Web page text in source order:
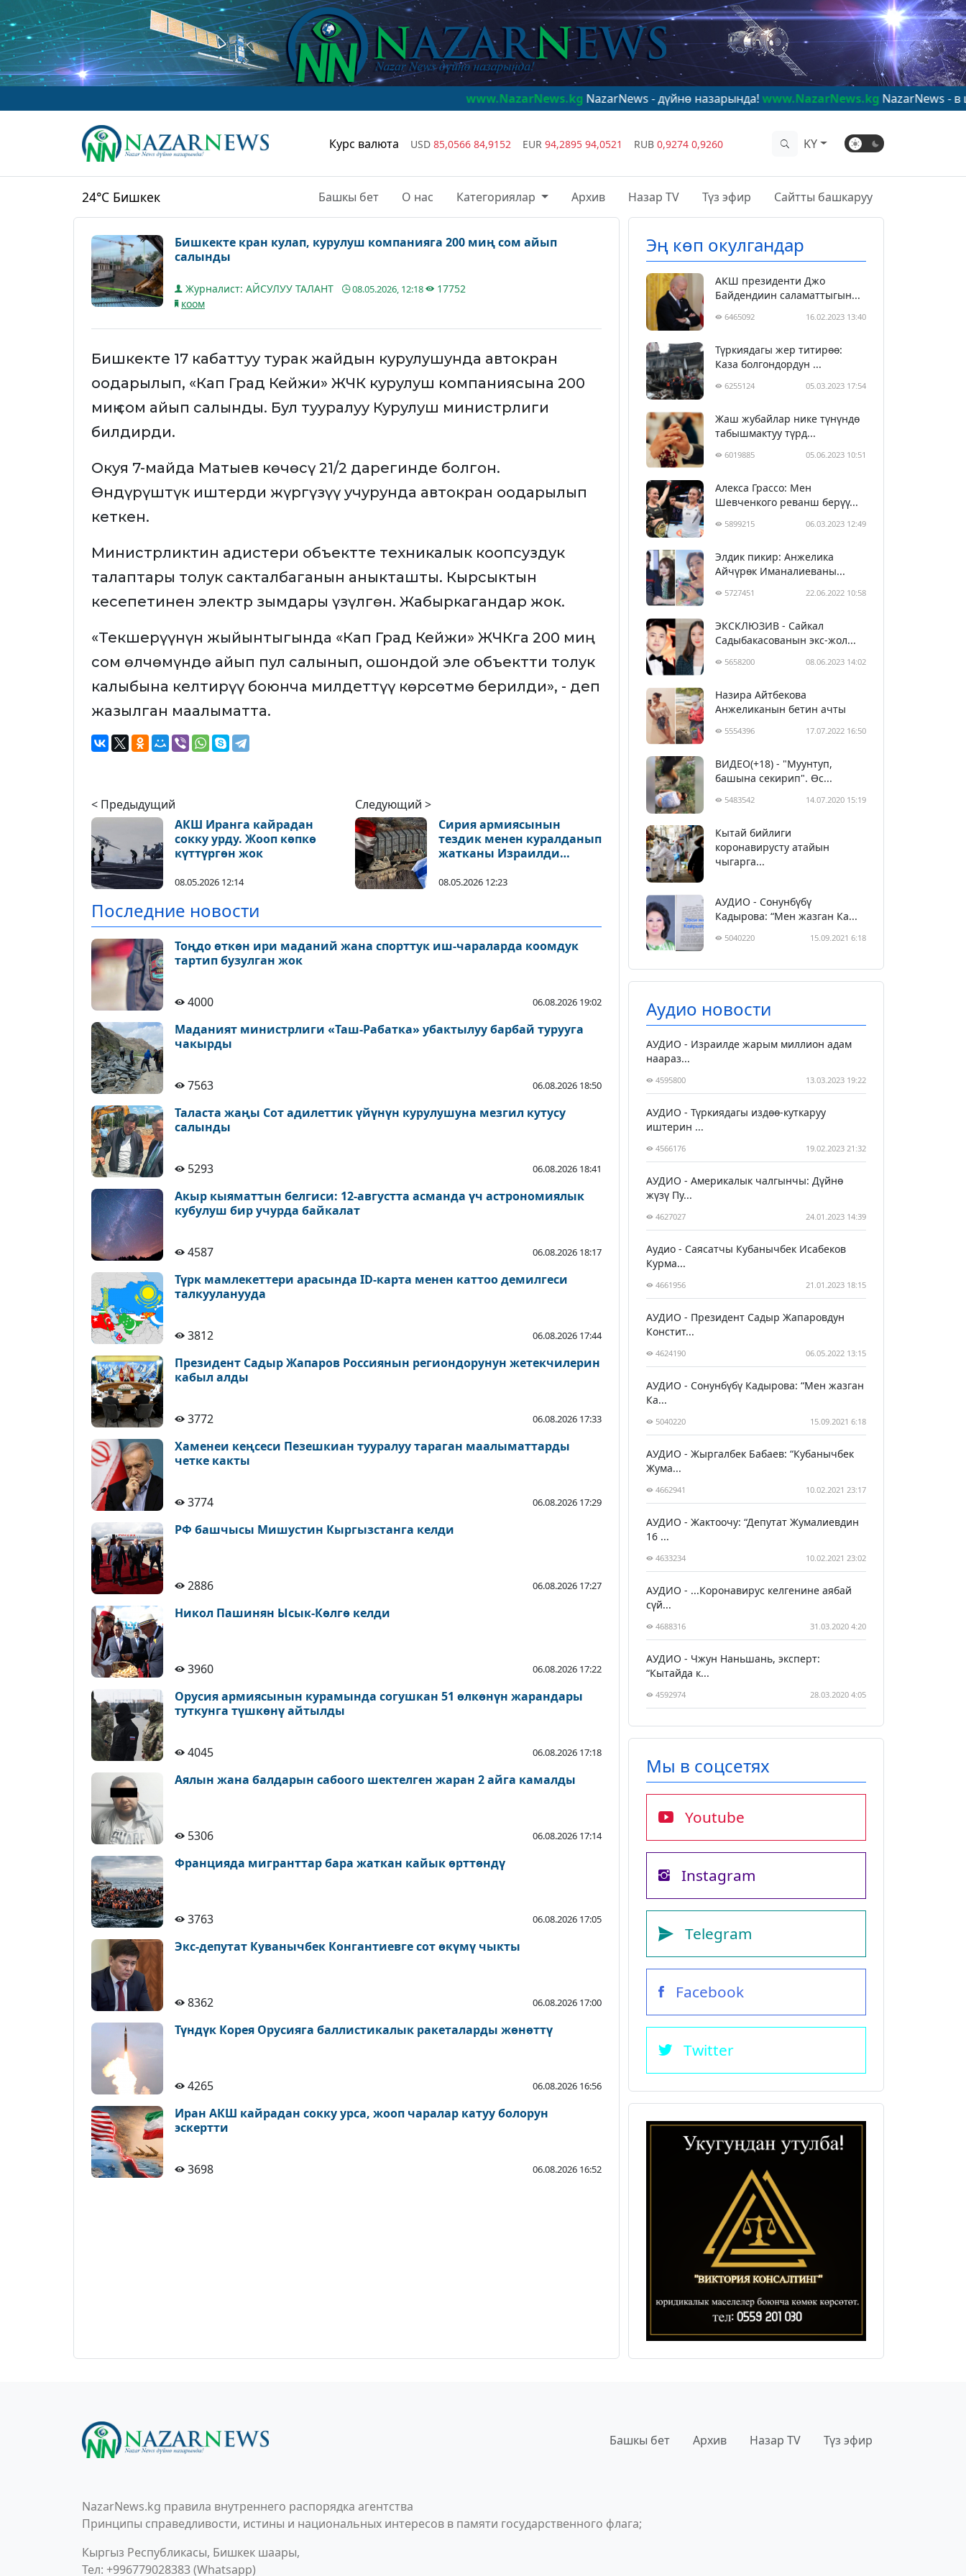
www.NazarNews.kgNazarNews - дүйнө назарында!www.NazarNews.kgNazarNews - в центре
Курс валюта USD 85,0566 84,9152 EUR 94,2895 94,0521 RUB 0,9274 0,9260 KY
24°C Бишкек Башкы бет О нас Категориялар Архив Назар TV Түз эфир Сайтты башкаруу
Бишкекте кран кулап, курулуш компанияга 200 миң сом айып
салынды
Журналист: АЙСУЛУУ ТАЛАНТ 08.05.2026, 12:18
17752
коом
Бишкекте 17 кабаттуу турак жайдын курулушунда автокран
оодарылып, «Кап Град Кейжи» ЖЧК курулуш компаниясына 200
миң сом айып салынды. Бул тууралуу Курулуш министрлиги
билдирди.
Окуя 7-майда Матыев көчөсү 21/2 дарегинде болгон.
Өндүрүштүк иштерди жүргүзүү учурунда автокран оодарылып
кеткен.
Министрликтин адистери объектте техникалык коопсуздук
талаптары толук сакталбаганын аныкташты. Кырсыктын
кесепетинен электр зымдары үзүлгөн. Жабыркагандар жок.
«Текшерүүнүн жыйынтыгында «Кап Град Кейжи» ЖЧКга 200 миң
сом өлчөмүндө айып пул салынып, ошондой эле объектти толук
калыбына келтирүү боюнча милдеттүү көрсөтмө берилди», - деп
жазылган маалыматта.
< Предыдущий
АКШ Иранга кайрадан
сокку урду. Жооп көпкө
күттүргөн жок
08.05.2026 12:14
Следующий >
Сирия армиясынын
тездик менен куралданып
жатканы Израилди
08.05.2026 12:23
Последние новости
Тоңдо өткөн ири маданий жана спорттук иш-чараларда коомдук
тартип бузулган жок
4000 06.08.2026 19:02
Маданият министрлиги «Таш-Рабатка» убактылуу барбай турууга
чакырды
7563 06.08.2026 18:50
Таласта жаңы Сот адилеттик үйүнүн курулушуна мезгил кутусу
салынды
5293 06.08.2026 18:41
Акыр кыяматтын белгиси: 12-августта асманда үч астрономиялык
кубулуш бир учурда байкалат
4587 06.08.2026 18:17
Түрк мамлекеттери арасында ID-карта менен каттоо демилгеси
талкууланууда
3812 06.08.2026 17:44
Президент Садыр Жапаров Россиянын региондорунун жетекчилерин
кабыл алды
3772 06.08.2026 17:33
Хаменеи кеңсеси Пезешкиан тууралуу тараган маалыматтарды
четке какты
3774 06.08.2026 17:29
РФ башчысы Мишустин Кыргызстанга келди
2886 06.08.2026 17:27
Никол Пашинян Ысык-Көлгө келди
3960 06.08.2026 17:22
Орусия армиясынын курамында согушкан 51 өлкөнүн жарандары
туткунга түшкөнү айтылды
4045 06.08.2026 17:18
Аялын жана балдарын сабоого шектелген жаран 2 айга камалды
5306 06.08.2026 17:14
Францияда мигранттар бара жаткан кайык өрттөндү
3763 06.08.2026 17:05
Экс-депутат Куванычбек Конгантиевге сот өкүмү чыкты
8362 06.08.2026 17:00
Түндүк Корея Орусияга баллистикалык ракеталарды жөнөттү
4265 06.08.2026 16:56
Иран АКШ кайрадан сокку урса, жооп чаралар катуу болорун
эскертти
3698 06.08.2026 16:52
Эң көп окулгандар
АКШ президенти Джо
Байдендиин саламаттыгын...
6465092 16.02.2023 13:40
Түркиядагы жер титирөө:
Каза болгондордун ...
6255124 05.03.2023 17:54
Жаш жубайлар нике түнүндө
табышмактуу түрд...
6019885 05.06.2023 10:51
Алекса Грассо: Мен
Шевченкого реванш берүү...
5899215 06.03.2023 12:49
Элдик пикир: Анжелика
Айчүрөк Иманалиеваны...
5727451 22.06.2022 10:58
ЭКСКЛЮЗИВ - Сайкал
Садыбакасованын экс-жол...
5658200 08.06.2023 14:02
Назира Айтбекова
Анжеликанын бетин ачты
5554396 17.07.2022 16:50
ВИДЕО(+18) - "Муунтуп,
башына секирип". Өс...
5483542 14.07.2020 15:19
Кытай бийлиги
коронавирусту атайын
чыгарга...
АУДИО - Сонунбүбү
Кадырова: “Мен жазган Ка...
5040220 15.09.2021 6:18
Аудио новости
АУДИО - Израилде жарым миллион адам
наараз...
4595800 13.03.2023 19:22
АУДИО - Түркиядагы издөө-куткаруу
иштерин ...
4566176 19.02.2023 21:32
АУДИО - Америкалык чалгынчы: Дүйнө
жүзү Пу...
4627027 24.01.2023 14:39
Аудио - Саясатчы Кубанычбек Исабеков
Курма...
4661956 21.01.2023 18:15
АУДИО - Президент Садыр Жапаровдун
Констит...
4624190 06.05.2022 13:15
АУДИО - Сонунбүбү Кадырова: “Мен жазган
Ка...
5040220 15.09.2021 6:18
АУДИО - Жыргалбек Бабаев: “Кубанычбек
Жума...
4662941 10.02.2021 23:17
АУДИО - Жактоочу: “Депутат Жумалиевдин
16 ...
4633234 10.02.2021 23:02
АУДИО - ...Коронавирус келгенине аябай
сүй...
4688316 31.03.2020 4:20
АУДИО - Чжун Наньшань, эксперт:
“Кытайда к...
4592974 28.03.2020 4:05
Мы в соцсетях
Youtube
Instagram
Telegram
Facebook
Twitter
Башкы бет Архив Назар TV Түз эфир
NazarNews.kg правила внутреннего распорядка агентства
Принципы справедливости, истины и национальных интересов в памяти государственного флага;
Кыргыз Республикасы, Бишкек шаары,
Тел: +996779028383 (Whatsapp)